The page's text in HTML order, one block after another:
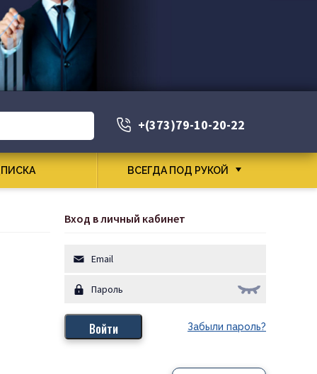
+(373)79-10-20-22
ВСЕГДА ПОД РУКОЙ
Вход в личный кабинет
Забыли пароль?